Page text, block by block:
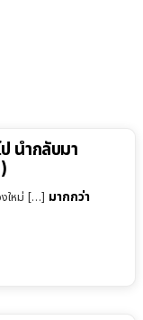
นำกลับมา
งใหม่ […] มากกว่า